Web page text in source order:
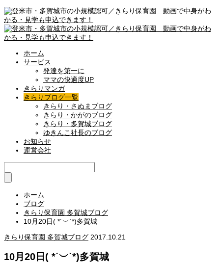
ホーム
サービス
発達を第一に
ママの快適度UP
きらりマンガ
きらりブログ一覧
きらり・さぬまブログ
きらり・かがのブログ
きらり・多賀城ブログ
ゆきんこ社長のブログ
お知らせ
運営会社
ホーム
ブログ
きらり保育園 多賀城ブログ
10月20日( *´︶`*)多賀城
きらり保育園 多賀城ブログ 2017.10.21
10月20日( *´︶`*)多賀城